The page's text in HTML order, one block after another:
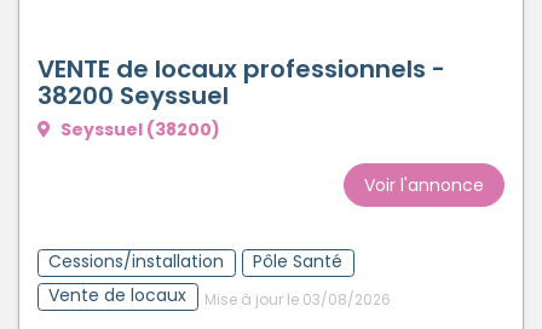
VENTE de locaux professionnels -
38200 Seyssuel
Seyssuel (38200)
Voir l'annonce
Cessions/installation
Pôle Santé
Vente de locaux
Mise à jour le 03/08/2026